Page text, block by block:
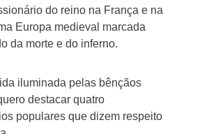
do reino na França e na
Europa medieval marcada
da morte e do inferno.
iluminada pelas bênçãos
destacar quatro
populares que dizem respeito